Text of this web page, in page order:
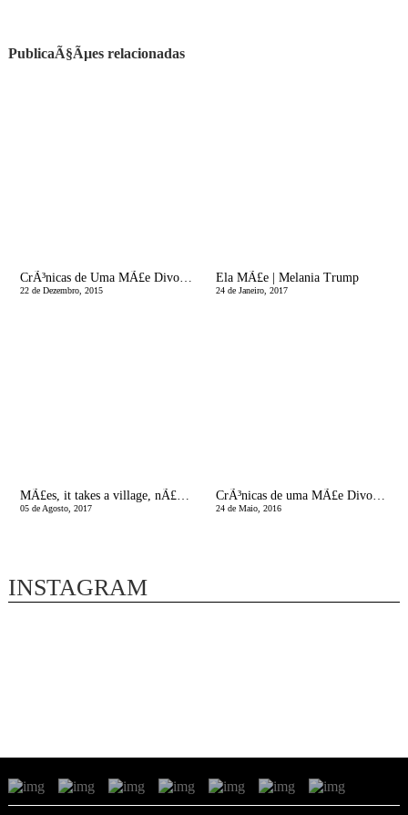
PublicaÃ§Ãµes relacionadas
CrÃ³nicas de Uma MÃ£e Divorciada | O Natal Ã© quando o Homem quiser
22 de Dezembro, 2015
Ela MÃ£e | Melania Trump
24 de Janeiro, 2017
MÃ£es, it takes a village, nÃ£o somos feitas de ferro!
05 de Agosto, 2017
CrÃ³nicas de uma MÃ£e Divorciada | A agenda das mÃ£es solteiras Ã© quinzenal!
24 de Maio, 2016
INSTAGRAM